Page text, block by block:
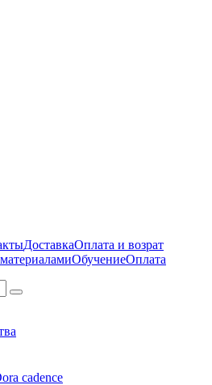
ДоставкаОплата и возрат
ОбучениеОплата
cadence